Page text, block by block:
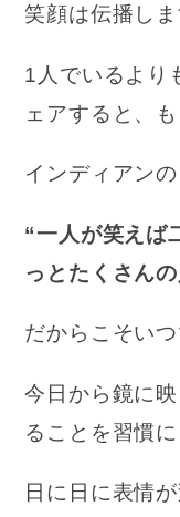
笑顔は伝播しま
1人でいるより
ェアすると、
インディアンの
“一人が笑えば
っとたくさん
だからこそい
今日から鏡に
ることを習慣
日に日に表情